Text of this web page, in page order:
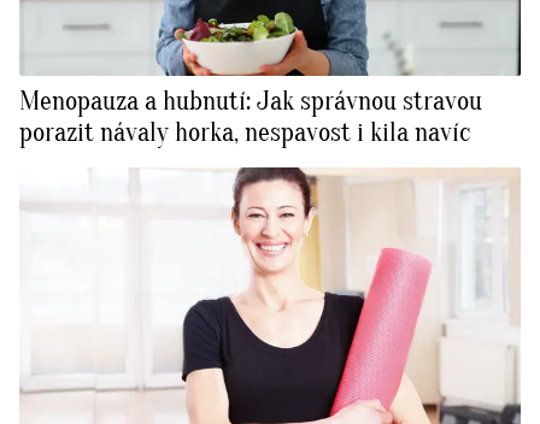
Menopauza a hubnutí: Jak správnou stravou
porazit návaly horka, nespavost i kila navíc